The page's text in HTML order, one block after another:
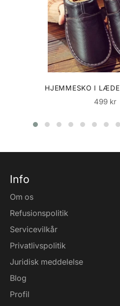
HJEMMESKO I
499 kr
Info
Om os
Refusionspolitik
Servicevilkår
Privatlivspolitik
Juridisk meddelelse
Blog
Profil